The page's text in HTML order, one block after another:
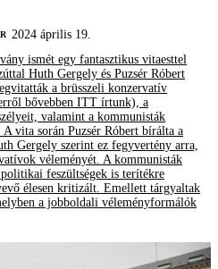
2024 április 19.
ismét egy fantasztikus vitaesttel
Huth Gergely és Puzsér Róbert
a brüsszeli konzervatív
bővebben ITT írtunk), a
valamint a kommunisták
A vita során Puzsér Róbert bírálta a
Gergely szerint ez fegyvertény arra,
véleményét. A kommunisták
feszültségek is terítékre
élesen kritizált. Emellett tárgyaltak
a jobboldali véleményformálók